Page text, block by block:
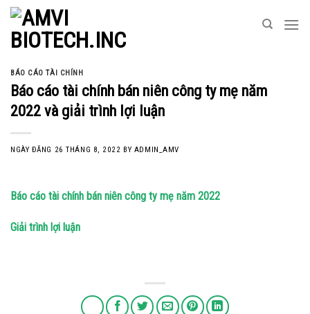
Skip
content
BÁO CÁO TÀI CHÍNH
Báo cáo tài chính bán niên công ty mẹ năm
2022 và giải trình lợi luận
NGÀY ĐĂNG 26 THÁNG 8, 2022 BY ADMIN_AMV
Báo cáo tài chính bán niên công ty mẹ năm 2022
Giải trình lợi luận